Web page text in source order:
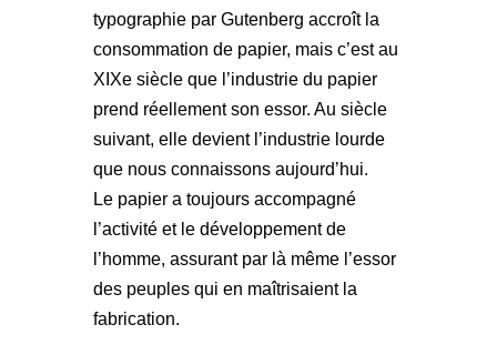
typographie par Gutenberg accroît la
consommation de papier, mais c’est au
XIXe siècle que l’industrie du papier
prend réellement son essor. Au siècle
suivant, elle devient l’industrie lourde
que nous connaissons aujourd’hui.
Le papier a toujours accompagné
l’activité et le développement de
l’homme, assurant par là même l’essor
des peuples qui en maîtrisaient la
fabrication.